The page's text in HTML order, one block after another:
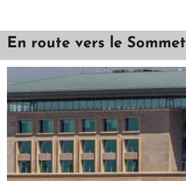
En route vers le Sommet